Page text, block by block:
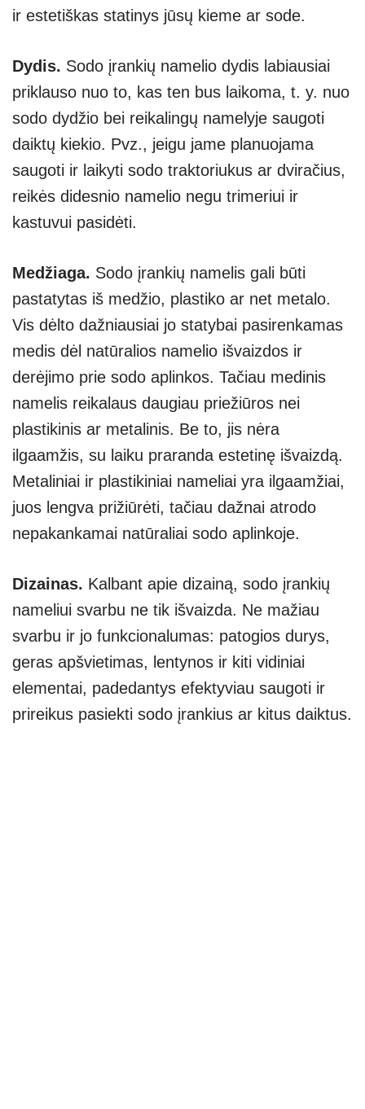
ir estetiškas statinys jūsų kieme ar sode.
Dydis. Sodo įrankių namelio dydis labiausiai
priklauso nuo to, kas ten bus laikoma, t. y. nuo
sodo dydžio bei reikalingų namelyje saugoti
daiktų kiekio. Pvz., jeigu jame planuojama
saugoti ir laikyti sodo traktoriukus ar dviračius,
reikės didesnio namelio negu trimeriui ir
kastuvui pasidėti.
Medžiaga. Sodo įrankių namelis gali būti
pastatytas iš medžio, plastiko ar net metalo.
Vis dėlto dažniausiai jo statybai pasirenkamas
medis dėl natūralios namelio išvaizdos ir
derėjimo prie sodo aplinkos. Tačiau medinis
namelis reikalaus daugiau priežiūros nei
plastikinis ar metalinis. Be to, jis nėra
ilgaamžis, su laiku praranda estetinę išvaizdą.
Metaliniai ir plastikiniai nameliai yra ilgaamžiai,
juos lengva prižiūrėti, tačiau dažnai atrodo
nepakankamai natūraliai sodo aplinkoje.
Dizainas. Kalbant apie dizainą, sodo įrankių
nameliui svarbu ne tik išvaizda. Ne mažiau
svarbu ir jo funkcionalumas: patogios durys,
geras apšvietimas, lentynos ir kiti vidiniai
elementai, padedantys efektyviau saugoti ir
prireikus pasiekti sodo įrankius ar kitus daiktus.